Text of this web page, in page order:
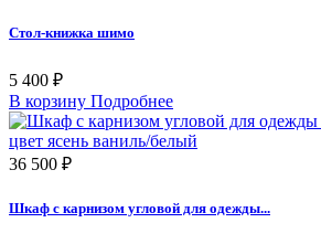
Стол-книжка шимо
5 400 ₽
В корзину Подробнее
36 500 ₽
Шкаф с карнизом угловой для одежды...